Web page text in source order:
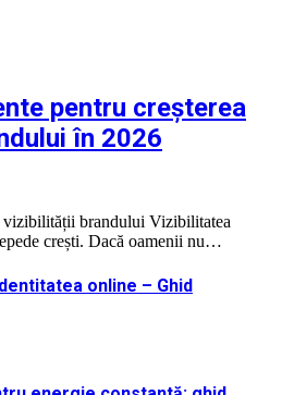
pentru creșterea
în 2026
vizibilității brandului Vizibilitatea
crești. Dacă oamenii nu…
online – Ghid